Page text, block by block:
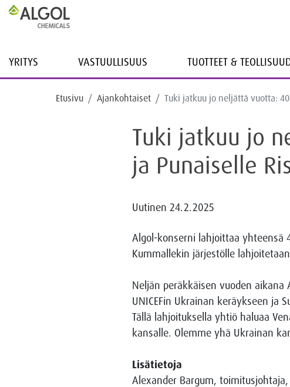
YRITYS VASTUULLISUUS TUOTTEET &
Etusivu Ajankohtaiset Tuki jatkuu jo neljättä vuotta:
Tuki jatkuu jo
ja Punaiselle
Uutinen 24.2.2025
Algol-konserni lahjoittaa yhteensä
Kummallekin järjestölle
Neljän peräkkäisen vuoden
UNICEFin Ukrainan keräykseen ja
Tällä lahjoituksella yhtiö haluaa
kansalle. Olemme yhä Ukrainan
Lisätietoja
Alexander Bargum,